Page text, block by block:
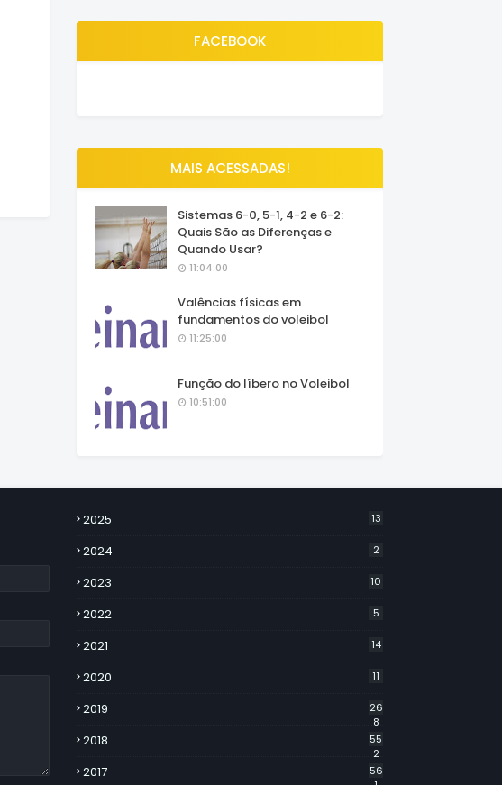
FACEBOOK
MAIS ACESSADAS!
Sistemas 6-0, 5-1, 4-2 e 6-2:
Quais São as Diferenças e
Quando Usar?
11:04:00
Valências físicas em
fundamentos do voleibol
11:25:00
Função do líbero no Voleibol
10:51:00
2025 13
2024 2
2023 10
2022 5
2021 14
2020 11
2019
26
8
2018
55
2
2017
56